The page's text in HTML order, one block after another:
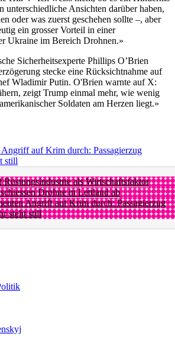
unterschiedliche Ansichten darüber haben,
oder was zuerst geschehen sollte –, aber
ein grosser Vorteil in einer
Ukraine im Bereich Drohnen.»
Sicherheitsexperte Phillips O’Brien
stecke eine Rücksichtnahme auf
Wladimir Putin. O'Brien warnte auf X:
zeigt Trump einmal mehr, wie wenig
Soldaten am Herzen liegt.»
auf Krim durch: Passagierzug
still
Rüstungsindustrie als Wirtschaftsfaktor
Drohne in Lettland ab
Angriff auf Krim durch: Passagierzug
steht still